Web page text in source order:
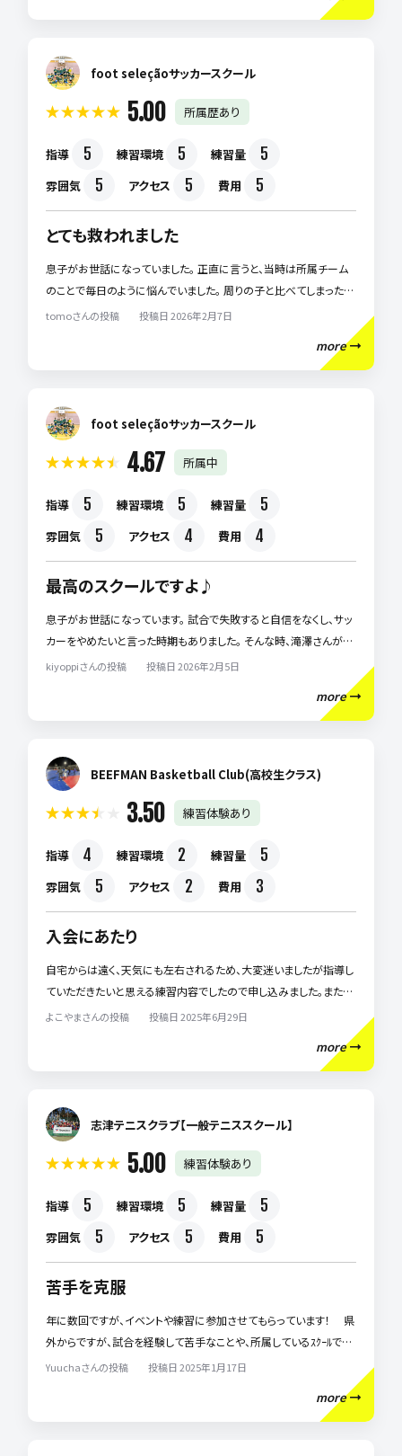
のがフットセレソンでした。 滝澤さんは息子の小さな良いプレーも見
逃さず、「今のすごく良かったよ」と本気で伝えてくれました。 そして私
には「この子は伸びますよ。焦らなくて大丈夫です」と… その一言で、
のように変わりました。 自分からボールを呼び、失敗しても下を向か
ない。 家でも「次はこうしてみる」と前向きな言葉が増えました。 技
した。 もし今、焦りや不安を抱えているお母さんがいるなら、一度体
験してみてほしいです。 私は、あの一歩で親子の時間が変わりまし
た。
foot seleçãoサッカースクール
5.00 所属歴あり
指導 5 練習環境 5 練習量 5
雰囲気 5 アクセス 5 費用 5
とても救われました
息子がお世話になっていました。 正直に言うと、当時は所属チーム
のことで毎日のように悩んでいました。 周りの子と比べてしまった
り、試合に出られないことで自信をなくしていく姿を見るのがつらか
息子はプレー面だけでなく、失敗しても前を向く力や、自分の考えを
言葉にする力がしっかり育ちました。 今では環境が変わっても自分
から挑戦し、サッカーを楽しめるようになっています。 フットセレソン
台」を作ってくれるスクールです。 もし今、子どものサッカーで悩んで
いるなら、考える前に一度体験してみてほしいです。 あの頃の私に、
tomoさんの投稿 投稿日 2026年2月7日
more
foot seleçãoサッカースクール
4.67 所属中
指導 5 練習環境 5 練習量 5
雰囲気 5 アクセス 4 費用 4
最高のスクールですよ♪
息子がお世話になっています。 試合で失敗すると自信をなくし、サッ
カーをやめたいと言った時期もありました。 そんな時、滝澤さんが息
子にかけてくれた「失敗していい。挑戦した証拠だから」という言葉
レンジすることを大切にするようになり、表情もプレーも明らかに変
とも楽しく練習しています。 年齢性別問わずみんなとても仲良しで
す。 自分のチームより「行きたい！」って言っています！（笑） ただ上手く
するだけでなく、人として成長させてくれるスクールです。迷っている
kiyoppiさんの投稿 投稿日 2026年2月5日
more
BEEFMAN Basketball Club(高校生クラス)
3.50 練習体験あり
指導 4 練習環境 2 練習量 5
雰囲気 5 アクセス 2 費用 3
入会にあたり
自宅からは遠く、天気にも左右されるため、大変迷いましたが指導し
ていただきたいと思える練習内容でしたので申し込みました。また、
本人たっての希望でもありました。技術向上が出来るように今後、期
よこやまさんの投稿 投稿日 2025年6月29日
more
志津テニスクラブ【一般テニススクール】
5.00 練習体験あり
指導 5 練習環境 5 練習量 5
雰囲気 5 アクセス 5 費用 5
苦手を克服
年に数回ですが、イベントや練習に参加させてもらっています！ 県
外からですが、試合を経験して苦手なことや、所属しているｽｸｰﾙで習
っていてもなかなかうまくいかず上達しない術を相談すると、とても
せていただけ、できるようになって本当に涙が出るほど感謝しており
Yuuchaさんの投稿 投稿日 2025年1月17日
more